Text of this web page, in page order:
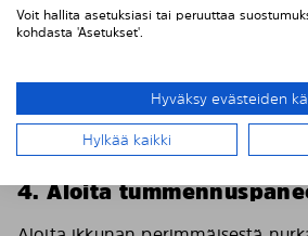
4. Aloita
Voit hallita asetuksiasi tai peruuttaa
kohdasta 'Asetukset'.
Hyväksy evästeiden
Hylkää kaikki